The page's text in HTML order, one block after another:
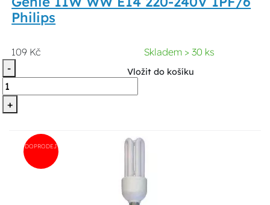
Philips
109 Kč
Skladem > 30 ks
-
+
Vložit do košíku
DOPRODEJ